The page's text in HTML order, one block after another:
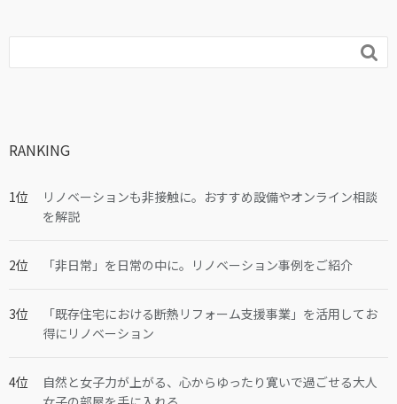

RANKING
リノベーションも非接触に。おすすめ設備やオンライン相談
を解説
「非日常」を日常の中に。リノベーション事例をご紹介
「既存住宅における断熱リフォーム支援事業」を活用してお
得にリノベーション
自然と女子力が上がる、心からゆったり寛いで過ごせる大人